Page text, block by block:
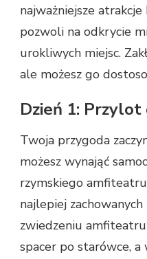
najważniejsze
pozwoli na odkrycie
urokliwych miejsc.
ale możesz go
Dzień 1: Przylot
Twoja przygoda
możesz wynająć
rzymskiego
najlepiej
zwiedzeniu
spacer po starówce, a